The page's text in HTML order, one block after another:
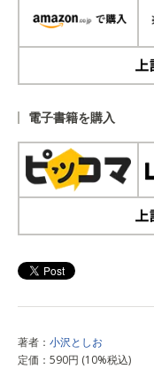
電子書籍を購入
著者： 小沢としお
定価：590円 (10%税込)